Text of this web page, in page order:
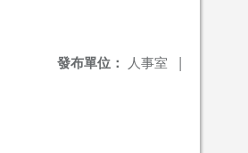
發布單位： 人事室 |